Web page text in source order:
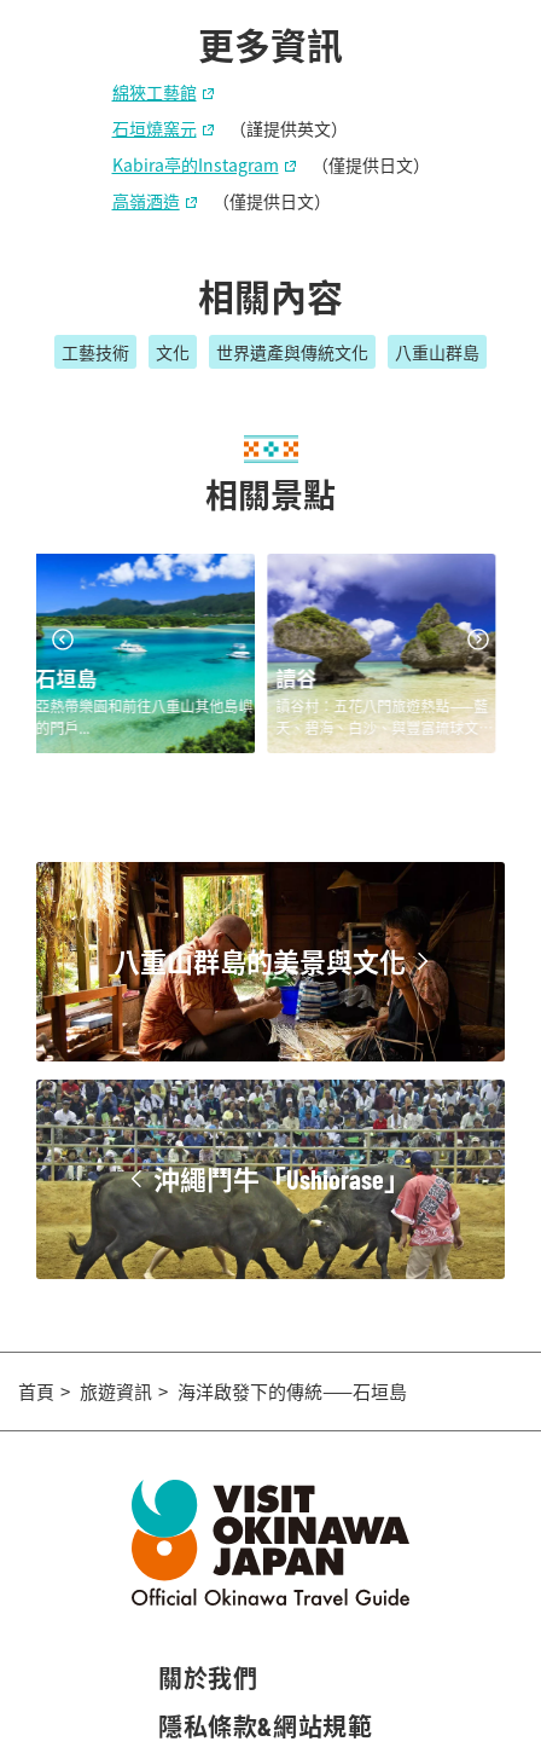
更多資訊
綿狹工藝館
石垣燒窯元
（謹提供英文）
Kabira亭的Instagram
（僅提供日文）
高嶺酒造
（僅提供日文）
相關內容
工藝技術 文化 世界遺產與傳統文化 八重山群島
相關景點
讀谷
讀谷村：五花八門旅遊熱點——藍
天、碧海、白沙、與豐富琉球文
化...
久米島
久米島上有著迷人的海灘、鬱鬱蔥
蔥的山林，以及受到保護的濕地和
古御城遺跡。您可以前往被碧藍海
八重山群島的美景與文化
沖繩鬥牛「Ushiorase」
首頁 旅遊資訊 海洋啟發下的傳統——石垣島
關於我們
隱私條款&網站規範